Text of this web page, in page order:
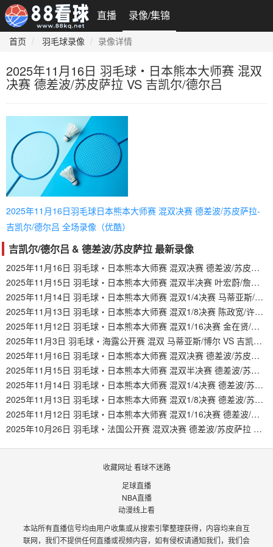
直播 录像/集锦
首页 羽毛球录像 录像详情
2025年11月16日 羽毛球・日本熊本大师赛 混双
决赛 德差波/苏皮萨拉 VS 吉凯尔/德尔吕
2025年11月16日羽毛球日本熊本大师赛 混双决赛 德差波/苏皮萨拉-
吉凯尔/德尔吕 全场录像（优酷）
吉凯尔/德尔吕 & 德差波/苏皮萨拉 最新录像
2025年11月16日 羽毛球・日本熊本大师赛 混双决赛 德差波/苏皮萨拉 VS 吉凯尔/德尔吕
2025年11月15日 羽毛球・日本熊本大师赛 混双半决赛 叶宏蔚/詹又蓁 VS 吉凯尔/德尔吕
2025年11月14日 羽毛球・日本熊本大师赛 混双1/4决赛 马蒂亚斯/博尔 VS 吉凯尔/德尔吕
2025年11月13日 羽毛球・日本熊本大师赛 混双1/8决赛 陈政宽/许尹i VS 吉凯尔/德尔吕
2025年11月12日 羽毛球・日本熊本大师赛 混双1/16决赛 金在贤/郑那银 VS 吉凯尔/德尔吕
2025年11月3日 羽毛球・海露公开赛 混双 马蒂亚斯/博尔 VS 吉凯尔/德尔吕
2025年11月16日 羽毛球・日本熊本大师赛 混双决赛 德差波/苏皮萨拉 VS 吉凯尔/德尔吕
2025年11月15日 羽毛球・日本熊本大师赛 混双半决赛 德差波/苏皮萨拉 VS 古贺辉/松友美佐纪
2025年11月14日 羽毛球・日本熊本大师赛 混双1/4决赛 德差波/苏皮萨拉 VS 普瓦纳特/本雅帕
2025年11月13日 羽毛球・日本熊本大师赛 混双1/8决赛 德差波/苏皮萨拉 VS 许邦荣/钟舒韵
2025年11月12日 羽毛球・日本熊本大师赛 混双1/16决赛 德差波/苏皮萨拉 VS 川边悠阳/石川心菜
2025年10月26日 羽毛球・法国公开赛 混双决赛 德差波/苏皮萨拉 VS 冯彦哲/黄东萍
收藏网址 看球不迷路
足球直播
NBA直播
动漫线上看
本站所有直播信号均由用户收集或从搜索引擎整理获得，内容均来自互
联网，我们不提供任何直播或视频内容，如有侵权请通知我们，我们会